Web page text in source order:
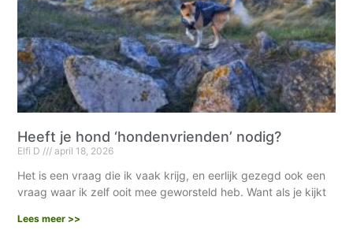
Heeft je hond ‘hondenvrienden’ nodig?
Elfi D april 18, 2026
Het is een vraag die ik vaak krijg, en eerlijk gezegd ook een
vraag waar ik zelf ooit mee geworsteld heb. Want als je kijkt
Lees meer >>